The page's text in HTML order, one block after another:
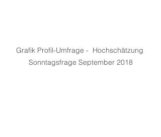
Grafik Profil-Umfrage -  Hochschätzung
Sonntagsfrage September 2018